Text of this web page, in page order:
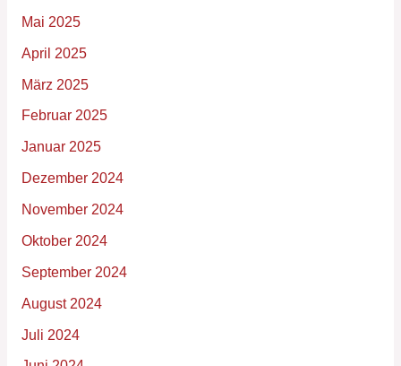
Mai 2025
April 2025
März 2025
Februar 2025
Januar 2025
Dezember 2024
November 2024
Oktober 2024
September 2024
August 2024
Juli 2024